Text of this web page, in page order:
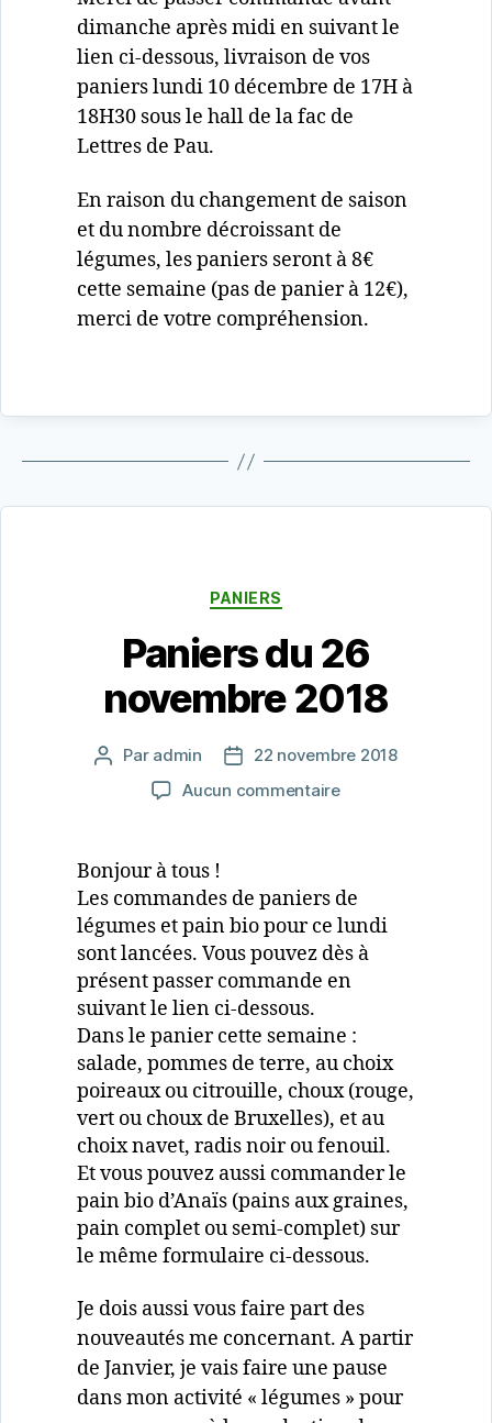
dimanche après midi en suivant le
lien ci-dessous, livraison de vos
paniers lundi 10 décembre de 17H à
18H30 sous le hall de la fac de
Lettres de Pau.
En raison du changement de saison
et du nombre décroissant de
légumes, les paniers seront à 8€
cette semaine (pas de panier à 12€),
merci de votre compréhension.
Catégories
PANIERS
Paniers du 26
novembre 2018
Auteur
l’article
Par admin
Date22 novembre 2018
Aucun commentairesur
novembre
2018
Bonjour à tous !
Les commandes de paniers de
légumes et pain bio pour ce lundi
sont lancées. Vous pouvez dès à
présent passer commande en
suivant le lien ci-dessous.
Dans le panier cette semaine :
salade, pommes de terre, au choix
poireaux ou citrouille, choux (rouge,
vert ou choux de Bruxelles), et au
choix navet, radis noir ou fenouil.
Et vous pouvez aussi commander le
pain bio d’Anaïs (pains aux graines,
pain complet ou semi-complet) sur
le même formulaire ci-dessous.
Je dois aussi vous faire part des
nouveautés me concernant. A partir
de Janvier, je vais faire une pause
dans mon activité « légumes » pour